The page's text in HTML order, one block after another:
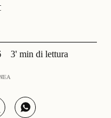
3' min di lettura